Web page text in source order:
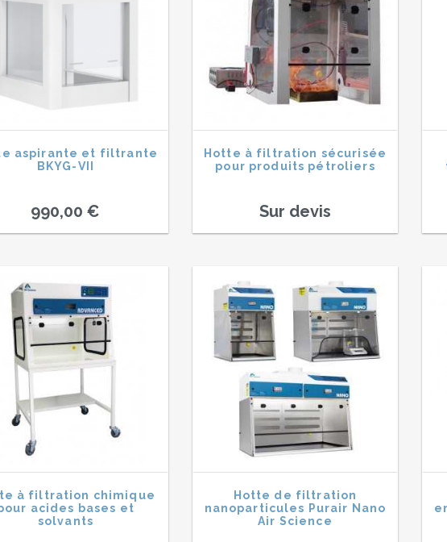
aspirante et filtrante
BKYG-VII
990,00 €
Hotte à filtration sécurisée
pour produits pétroliers
Sur devis
à filtration chimique
acides bases et
solvants
Hotte de filtration
nanoparticules Purair Nano
Air Science